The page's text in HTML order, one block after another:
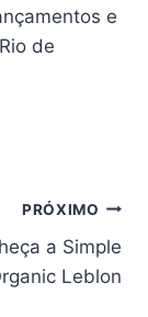
e
de
PRÓXIMO
a Simple
Leblon